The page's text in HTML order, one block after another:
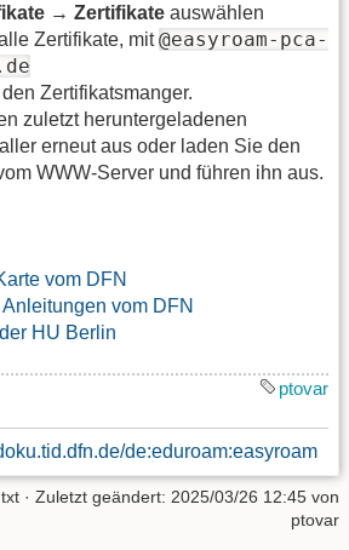
→ Zertifikate auswählen
Zertifikate, mit@easyroam-pca-
Zertifikatsmanger.
zuletzt heruntergeladenen
erneut aus oder laden Sie den
WWW-Server und führen ihn aus.
vom DFN
vom DFN
HU Berlin
ptovar
de:eduroam:easyroam
· Zuletzt geändert: 2025/03/26 12:45 von
ptovar